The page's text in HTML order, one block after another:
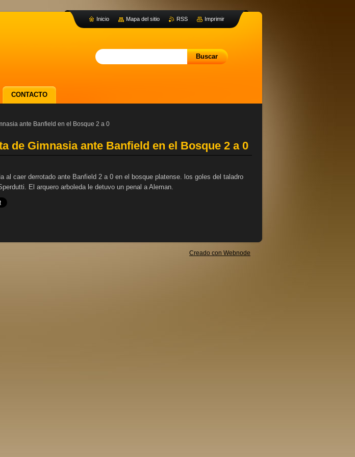
ante Banfield en el Bosque 2 a 0
de Gimnasia ante Banfield en el Bosque 2 a 0
al caer derrotado ante Banfield 2 a 0 en el bosque platense. los goles del taladro
El arquero arboleda le detuvo un penal a Aleman.
CONTACTO
Inicio Mapa del sitio RSS Imprimir
Creado con Webnode